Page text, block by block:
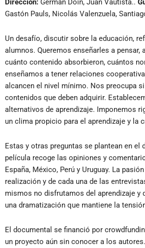
Gastón Pauls, Nicolás Valenzuela,
Un desafío, discutir sobre la educación,
alumnos. Queremos enseñarles a
cuánto contenido absorbieron, cuántos
enseñamos a tener relaciones
alcancen el nivel mínimo. Nos preocupa
contenidos que deben adquirir.
alternativos de aprendizaje. Imponemos
un clima propicio para el aprendizaje y la
Estas y otras preguntas se plantean en
película recoge las opiniones y
España, México, Perú y Uruguay. La
realización y de cada una de las
mismos no disfrutamos del aprendizaje y
una dramatización que mantiene la
El documental se financió por
un proyecto aún sin conocer a los